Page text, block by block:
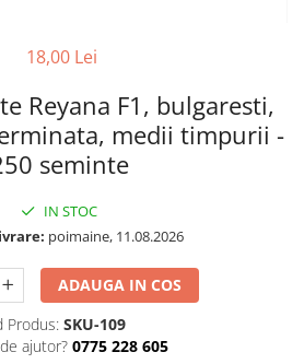
18,00 Lei
Reyana F1, bulgaresti,
medii timpurii -
seminte
IN STOC
poimaine, 11.08.2026
ADAUGA IN COS
Produs: SKU-109
ajutor? 0775 228 605